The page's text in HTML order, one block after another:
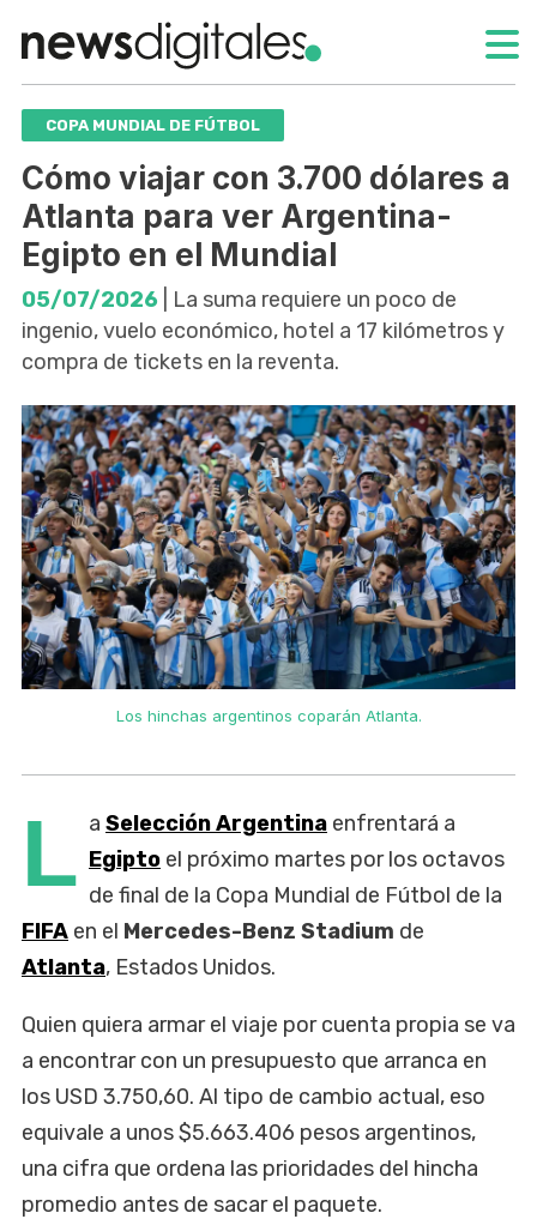
COPA MUNDIAL DE FÚTBOL
Cómo viajar con 3.700 dólares a
Atlanta para ver Argentina-
Egipto en el Mundial
05/07/2026 | La suma requiere un poco de
ingenio, vuelo económico, hotel a 17 kilómetros y
compra de tickets en la reventa.
Los hinchas argentinos coparán Atlanta.
L a Selección Argentina enfrentará a
Egipto el próximo martes por los octavos
de final de la Copa Mundial de Fútbol de la
FIFA en el Mercedes-Benz Stadium de
Atlanta, Estados Unidos.
Quien quiera armar el viaje por cuenta propia se va
a encontrar con un presupuesto que arranca en
los USD 3.750,60. Al tipo de cambio actual, eso
equivale a unos $5.663.406 pesos argentinos,
una cifra que ordena las prioridades del hincha
promedio antes de sacar el paquete.